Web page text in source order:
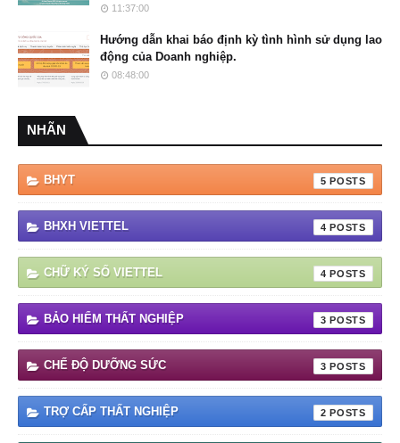
11:37:00
Hướng dẫn khai báo định kỳ tình hình sử dụng lao
động của Doanh nghiệp.
08:48:00
NHÃN
BHYT 5
BHXH VIETTEL 4
CHỮ KÝ SỐ VIETTEL 4
BẢO HIỂM THẤT NGHIỆP 3
CHẾ ĐỘ DƯỠNG SỨC 3
TRỢ CẤP THẤT NGHIỆP 2